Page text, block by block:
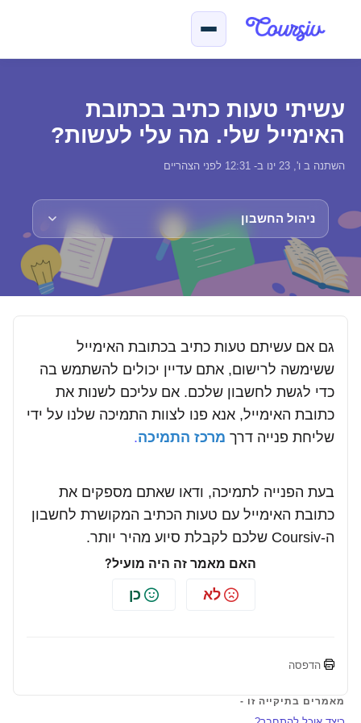
עשיתי טעות כתיב בכתובת
האימייל שלי. מה עלי לעשות?
השתנה ב ו', 23 ינו ב- 12:31 לפני הצהריים
ניהול החשבון
גם אם עשיתם טעות כתיב בכתובת האימייל
ששימשה לרישום, אתם עדיין יכולים להשתמש בה
כדי לגשת לחשבון שלכם. אם עליכם לשנות את
כתובת האימייל, אנא פנו לצוות התמיכה שלנו על ידי
שליחת פנייה דרך מרכז התמיכה.
בעת הפנייה לתמיכה, ודאו שאתם מספקים את
כתובת האימייל עם טעות הכתיב המקושרת לחשבון
ה-Coursiv שלכם לקבלת סיוע מהיר יותר.
האם מאמר זה היה מועיל?
לא כן
הדפסה
מאמרים בתיקייה זו -